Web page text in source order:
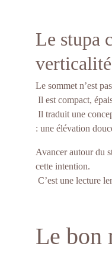
Le stupa
Le sommet n’est
Il est compact,
: une élévation
Avancer autour du
cette intention.
C’est une lecture
Le bon